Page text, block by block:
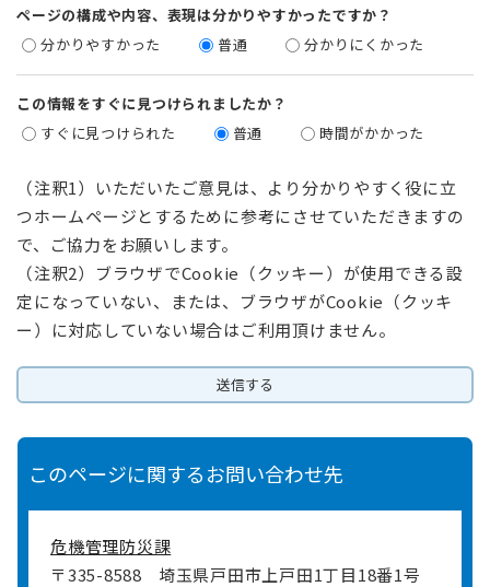
ページの構成や内容、表現は分かりやすかったですか？
分かりやすかった
普通 分かりにくかった
この情報をすぐに見つけられましたか？
すぐに見つけられた
普通 時間がかかった
（注釈1）いただいたご意見は、より分かりやすく役に立
つホームページとするために参考にさせていただきますの
で、ご協力をお願いします。
（注釈2）ブラウザでCookie（クッキー）が使用できる設
定になっていない、または、ブラウザがCookie（クッキ
ー）に対応していない場合はご利用頂けません。
このページに関するお問い合わせ先
危機管理防災課
〒335-8588
埼玉県戸田市上戸田1丁目18番1号